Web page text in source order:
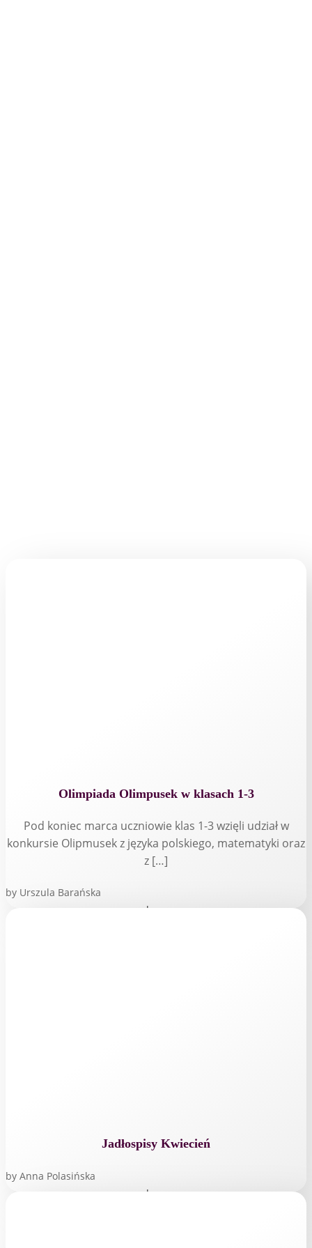
Olimpiada Olimpusek w klasach 1-3
Pod koniec marca uczniowie klas 1-3 wzięli udział w
konkursie Olipmusek z języka polskiego, matematyki oraz
z […]
by Urszula Barańska
read more...
Jadłospisy Kwiecień
by Anna Polasińska
read more...